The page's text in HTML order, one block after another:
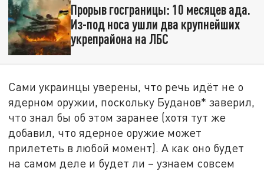
Прорыв госграницы: 10 месяцев ада.
Из-под носа ушли два крупнейших
укрепрайона на ЛБС
Сами украинцы уверены, что речь идёт не о
ядерном оружии, поскольку Буданов* заверил,
что знал бы об этом заранее (хотя тут же
добавил, что ядерное оружие может
прилететь в любой момент). А как оно будет
на самом деле и будет ли – узнаем совсем